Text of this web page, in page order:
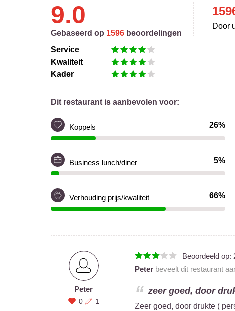
9.0
Gebaseerd op 1596 beoordelingen
Service
Kwaliteit
Kader
Door
Dit restaurant is aanbevolen voor:
Koppels 26%
Business lunch/diner 5%
Verhouding prijs/kwaliteit 66%
Peter
0 1
Beoordeeld op:
Peterbeveelt dit restaurant
zeer goed, door
Zeer goed, door drukte (